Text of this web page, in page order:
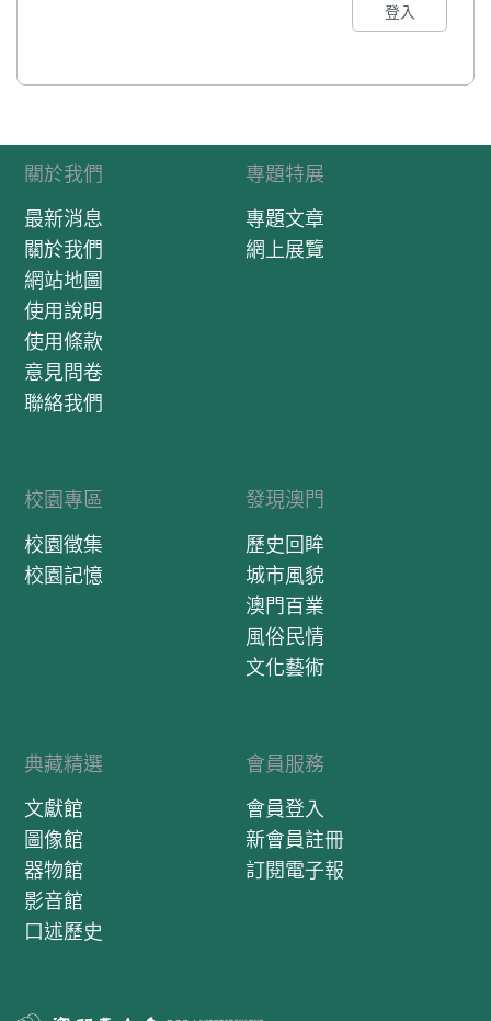
登入
關於我們
最新消息
關於我們
網站地圖
使用說明
使用條款
意見問卷
聯絡我們
專題特展
專題文章
網上展覽
校園專區
校園徵集
校園記憶
發現澳門
歷史回眸
城市風貌
澳門百業
風俗民情
文化藝術
典藏精選
文獻館
圖像館
器物館
影音館
口述歷史
會員服務
會員登入
新會員註冊
訂閱電子報